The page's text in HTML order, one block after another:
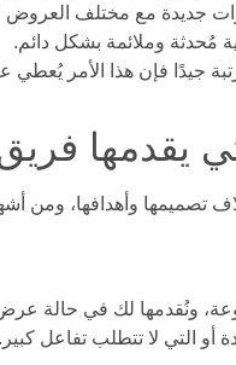
جديدة مع مختلف العروض
مُحدثة وملائمة بشكل دائم.
جيدًا فإن هذا الأمر يُعطي
يقدمها فريق
تصميمها وأهدافها، ومن
ونُقدمها لك في حالة عرض
أو التي لا تتطلب تفاعل كبير.